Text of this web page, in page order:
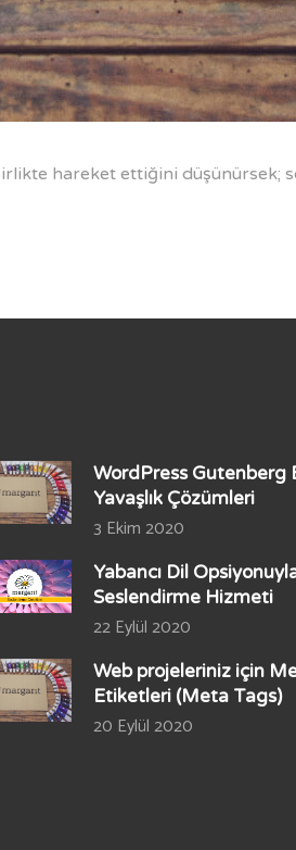
hareket ettiğini düşünürsek;
WordPress Gutenberg
Yavaşlık Çözümleri
3 Ekim 2020
Yabancı Dil
Seslendirme Hizmeti
22 Eylül 2020
Web projeleriniz için
Etiketleri (Meta Tags)
20 Eylül 2020